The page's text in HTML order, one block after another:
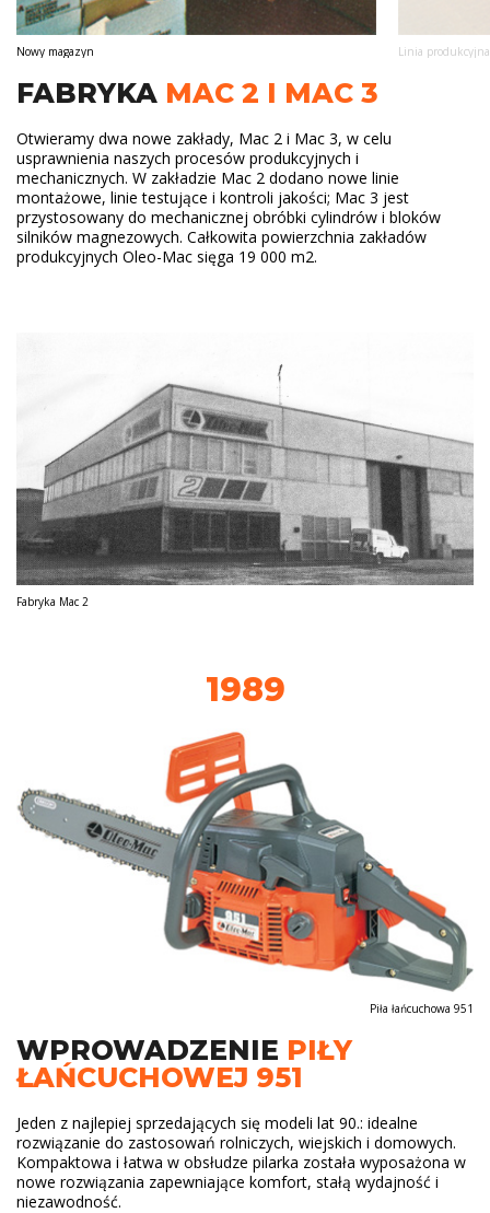
Nowy magazyn Linia produkcyjna
FABRYKA MAC 2 I MAC 3
Otwieramy dwa nowe zakłady, Mac 2 i Mac 3, w celu
usprawnienia naszych procesów produkcyjnych i
mechanicznych. W zakładzie Mac 2 dodano nowe linie
montażowe, linie testujące i kontroli jakości; Mac 3 jest
przystosowany do mechanicznej obróbki cylindrów i bloków
silników magnezowych. Całkowita powierzchnia zakładów
produkcyjnych Oleo-Mac sięga 19 000 m2.
Fabryka Mac 2
1989
Piła łańcuchowa 951
WPROWADZENIE PIŁY
ŁAŃCUCHOWEJ 951
Jeden z najlepiej sprzedających się modeli lat 90.: idealne
rozwiązanie do zastosowań rolniczych, wiejskich i domowych.
Kompaktowa i łatwa w obsłudze pilarka została wyposażona w
nowe rozwiązania zapewniające komfort, stałą wydajność i
niezawodność.